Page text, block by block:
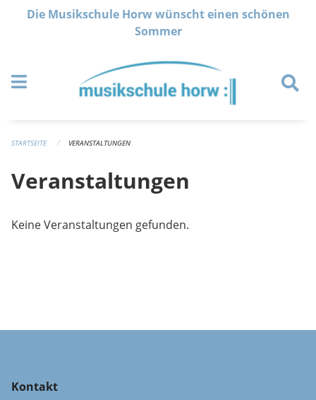
Navigation überspringen
Die Musikschule Horw wünscht einen schönen
Sommer
STARTSEITE VERANSTALTUNGEN
Veranstaltungen
Keine Veranstaltungen gefunden.
Kontakt